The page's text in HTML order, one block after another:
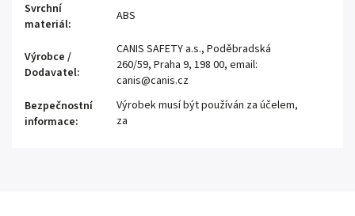
Svrchní
materiál:
ABS
Výrobce /
Dodavatel:
CANIS SAFETY a.s., Poděbradská
260/59, Praha 9, 198 00, email:
canis@canis.cz
Bezpečnostní
informace:
Výrobek musí být používán za účelem,
za